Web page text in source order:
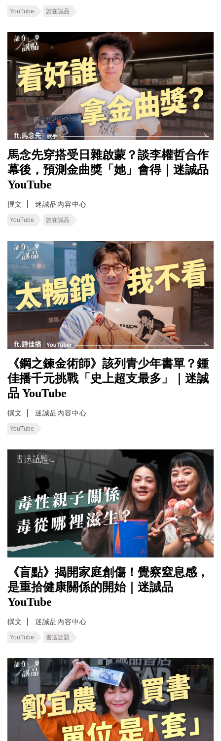
YouTube 誰在誠品
馬念先穿搭受日雜啟蒙？談李權哲合作
幕後，預測金曲獎「她」會得｜迷誠品
YouTube
撰文 迷誠品內容中心
YouTube 誰在誠品
《鋼之鍊金術師》該列青少年書單？鍾
佳播千元挑戰「史上超支最多」｜迷誠
品 YouTube
撰文 迷誠品內容中心
YouTube
《盲點》揭開家庭創傷！覺察窒息感，
是重拾健康關係的開始｜迷誠品
YouTube
撰文 迷誠品內容中心
YouTube 書送話題